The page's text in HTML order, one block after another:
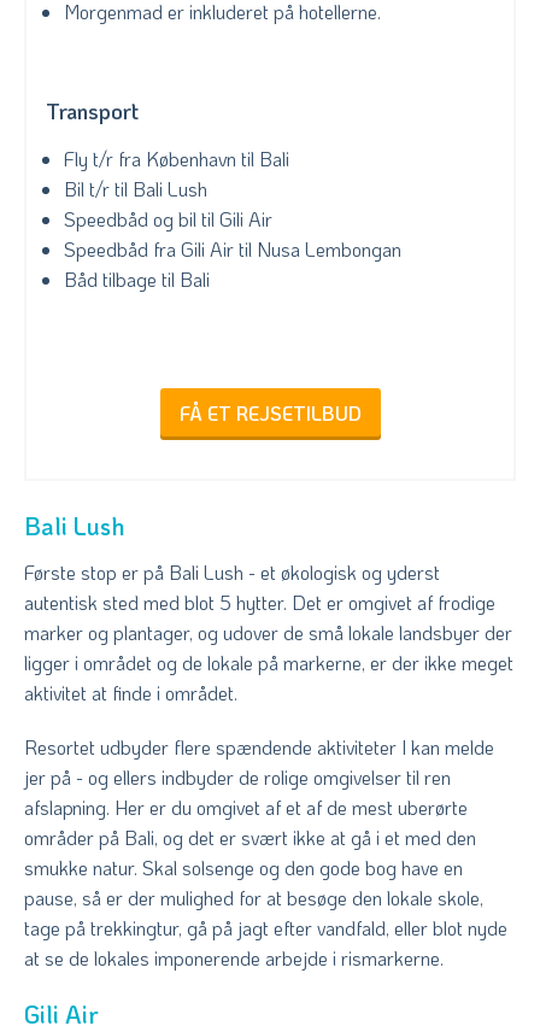
Morgenmad er inkluderet på hotellerne.
Transport
Fly t/r fra København til Bali
Bil t/r til Bali Lush
Speedbåd og bil til Gili Air
Speedbåd fra Gili Air til Nusa Lembongan
Båd tilbage til Bali
FÅ ET REJSETILBUD
Bali Lush
Første stop er på Bali Lush - et økologisk og yderst
autentisk sted med blot 5 hytter. Det er omgivet af frodige
marker og plantager, og udover de små lokale landsbyer der
ligger i området og de lokale på markerne, er der ikke meget
aktivitet at finde i området.
Resortet udbyder flere spændende aktiviteter I kan melde
jer på - og ellers indbyder de rolige omgivelser til ren
afslapning. Her er du omgivet af et af de mest uberørte
områder på Bali, og det er svært ikke at gå i et med den
smukke natur. Skal solsenge og den gode bog have en
pause, så er der mulighed for at besøge den lokale skole,
tage på trekkingtur, gå på jagt efter vandfald, eller blot nyde
at se de lokales imponerende arbejde i rismarkerne.
Gili Air